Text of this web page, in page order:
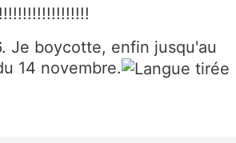
Je boycotte, enfin jusqu'au
14 novembre.